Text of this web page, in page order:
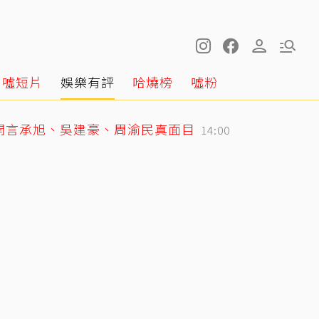
噓短片 娛樂有評 哈燒榜 噓粉
承旭、吳建豪、周渝民真面目 14:00